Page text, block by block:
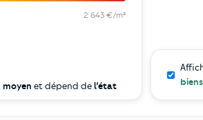
2 643 €/m²
moyen et dépend del’état